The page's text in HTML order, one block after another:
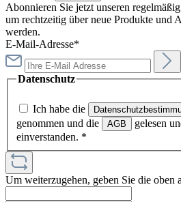
Abonnieren Sie jetzt unseren
um rechtzeitig über neue Produkte und
werden.
E-Mail-Adresse*
Datenschutz
Ich habe die
genommen und die
AGB
gelesen
einverstanden. *
Um weiterzugehen, geben Sie die oben